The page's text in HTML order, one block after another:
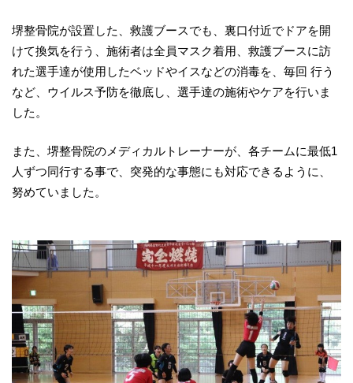
堺整骨院が設置した、救護ブースでも、裏口付近でドアを開
けて換気を行う、施術者は全員マスク着用、救護ブースに訪
れた選手達が使用したベッドやイスなどの消毒を、毎回 行う
など、ウイルス予防を徹底し、選手達の施術やケアを行いま
した。
また、堺整骨院のメディカルトレーナーが、各チームに最低1
人ずつ同行する事で、突発的な事態にも対応できるように、
努めていました。